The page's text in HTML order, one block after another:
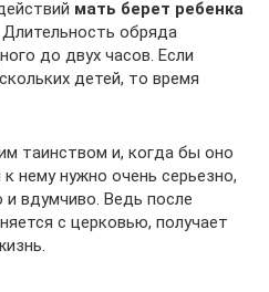
мать берет ребенка
обряда
до двух часов. Если
детей, то время
таинством и, когда бы оно
нему нужно очень серьезно,
и вдумчиво. Ведь после
с церковью, получает